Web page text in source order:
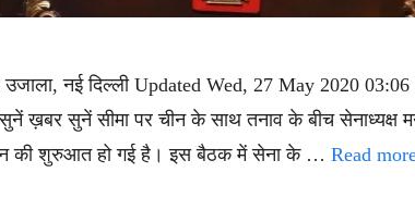
नई दिल्ली Updated Wed, 27 May 2020
ख़बर सुनें सीमा पर चीन के साथ तनाव के बीच सेनाध्यक्ष
की शुरुआत हो गई है। इस बैठक में सेना के … Read